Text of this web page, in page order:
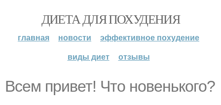
ДИЕТА ДЛЯ ПОХУДЕНИЯ
главная новости
эффективное похудение
виды диет
отзывы
Всем привет! Что новенького?